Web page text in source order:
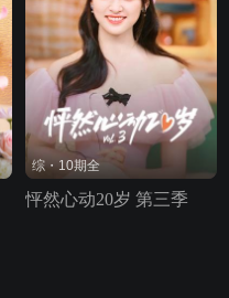
综・10期全
怦然心动20岁 第三季